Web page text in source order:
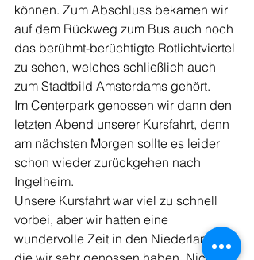
können. Zum Abschluss bekamen wir
auf dem Rückweg zum Bus auch noch
das berühmt-berüchtigte Rotlichtviertel
zu sehen, welches schließlich auch
zum Stadtbild Amsterdams gehört.
Im Centerpark genossen wir dann den
letzten Abend unserer Kursfahrt, denn
am nächsten Morgen sollte es leider
schon wieder zurückgehen nach
Ingelheim.
Unsere Kursfahrt war viel zu schnell
vorbei, aber wir hatten eine
wundervolle Zeit in den Niederlanden,